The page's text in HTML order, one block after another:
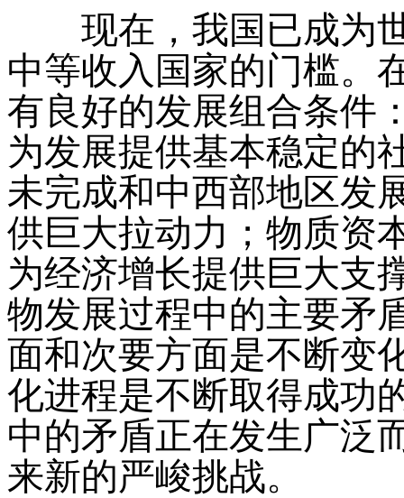
现在，我国已成为世
中等收入国家的门槛。
有良好的发展组合条件
为发展提供基本稳定的
未完成和中西部地区发
供巨大拉动力；物质资
为经济增长提供巨大支
物发展过程中的主要矛
面和次要方面是不断变
化进程是不断取得成功
中的矛盾正在发生广泛
来新的严峻挑战。